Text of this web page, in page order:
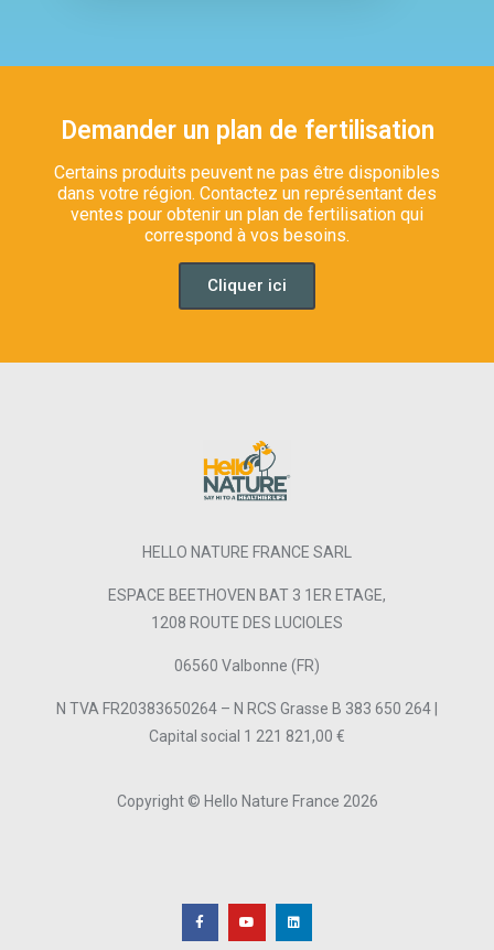
Demander un plan de fertilisation
Certains produits peuvent ne pas être disponibles
dans votre région. Contactez un représentant des
ventes pour obtenir un plan de fertilisation qui
correspond à vos besoins.
Cliquer ici
HELLO NATURE FRANCE SARL
ESPACE BEETHOVEN BAT 3 1ER ETAGE,
1208 ROUTE DES LUCIOLES
06560 Valbonne (FR)
N TVA FR20383650264 – N RCS Grasse B 383 650 264 |
Capital social 1 221 821,00 €
Copyright © Hello Nature France 2026